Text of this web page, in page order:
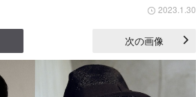
2023.1.30
次の画像